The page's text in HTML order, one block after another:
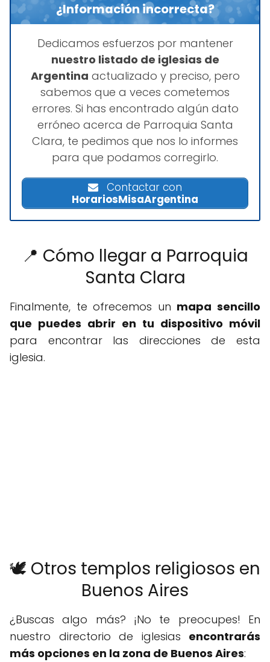
¿Información incorrecta?
Dedicamos esfuerzos por mantener
nuestro listado de iglesias de
Argentina actualizado y preciso, pero
sabemos que a veces cometemos
errores. Si has encontrado algún dato
erróneo acerca de Parroquia Santa
Clara, te pedimos que nos lo informes
para que podamos corregirlo.
Contactar con
HorariosMisaArgentina
📍 Cómo llegar a Parroquia
Santa Clara
Finalmente, te ofrecemos un mapa sencillo
que puedes abrir en tu dispositivo móvil
para encontrar las direcciones de esta
iglesia.
🕊️ Otros templos religiosos en
Buenos Aires
¿Buscas algo más? ¡No te preocupes! En
nuestro directorio de iglesias encontrarás
más opciones en la zona de Buenos Aires: